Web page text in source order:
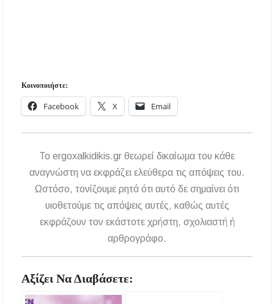
Κοινοποιήστε:
Facebook X Email
To ergoxalkidikis.gr θεωρεί δικαίωμα του κάθε
αναγνώστη να εκφράζει ελεύθερα τις απόψεις του.
Ωστόσο, τονίζουμε ρητά ότι αυτό δε σημαίνει ότι
υιοθετούμε τις απόψεις αυτές, καθώς αυτές
εκφράζουν τον εκάστοτε χρήστη, σχολιαστή ή
αρθρογράφο.
Αξίζει Να Διαβάσετε: